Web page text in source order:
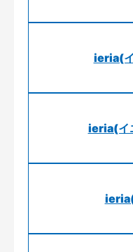
ieria(
ieria(イ